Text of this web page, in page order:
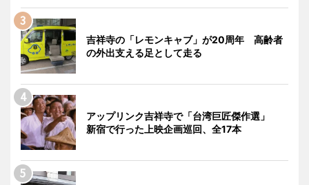
吉祥寺の「レモンキャブ」が20周年 高齢者
の外出支える足として走る
アップリンク吉祥寺で「台湾巨匠傑作選」
新宿で行った上映企画巡回、全17本